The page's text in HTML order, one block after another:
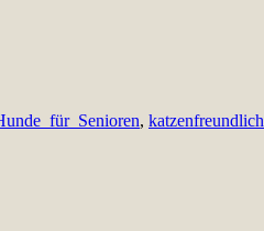
, katzenfreundlich